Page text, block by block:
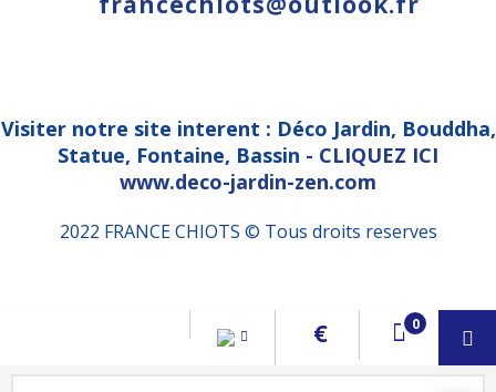
Visiter notre site interent : Déco Jardin, Bouddha,
Statue, Fontaine, Bassin - CLIQUEZ ICI
www.deco-jardin-zen.com
2022 FRANCE CHIOTS © Tous droits reserves
0
€